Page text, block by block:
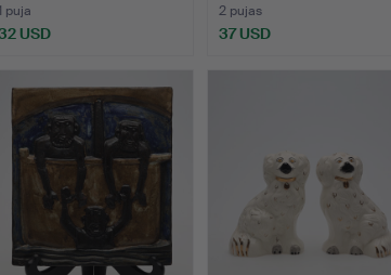
puja
USD
2 pujas
37 USD